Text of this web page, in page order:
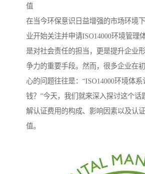
值
在当今环保意识日益增强的市场环境
业开始关注并申请ISO14000环境管理
是对社会责任的担当，更是提升企业
争力的重要手段。然而，很多企业在
心的问题往往是：“ISO14000环境体
钱？”今天，我们就来深入探讨这个话
解认证费用的构成、影响因素以及认
值。